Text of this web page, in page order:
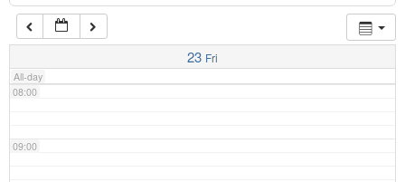
23 Fri
All-day
07:00
08:00
09:00